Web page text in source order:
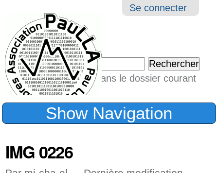
Outils
Se connecter
Chercher par
Seulement dans le dossier courant
Recherche
Show Navigation
IMG 0226